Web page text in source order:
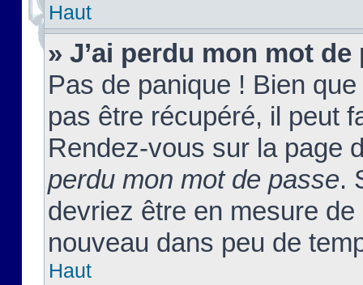
Haut
» J’ai perdu mon mot de
Pas de panique ! Bien
pas être récupéré, il peut
Rendez-vous sur la page
perdu mon mot de passe.
devriez être en mesure
nouveau dans peu de
Haut